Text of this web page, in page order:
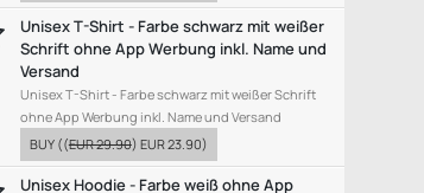
Unisex T-Shirt - Farbe schwarz mit weißer
Schrift ohne App Werbung inkl. Name und
Versand
Unisex T-Shirt - Farbe schwarz mit weißer Schrift
ohne App Werbung inkl. Name und Versand
BUY ((EUR 29.90) EUR 23.90)
Unisex Hoodie - Farbe weiß ohne App